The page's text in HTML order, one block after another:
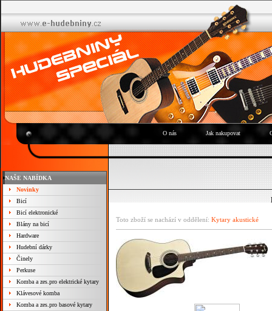
O nás Jak nakupovat
NAŠE NABÍDKA
Novinky
Bicí
Bicí elektronické
Blány na bicí
Hardware
Hudební dárky
Činely
Perkuse
Komba a zes.pro elektrické kytary
Klávesové komba
Komba a zes.pro basové kytary
Toto zboží se nachází v oddělení: Kytary akustické